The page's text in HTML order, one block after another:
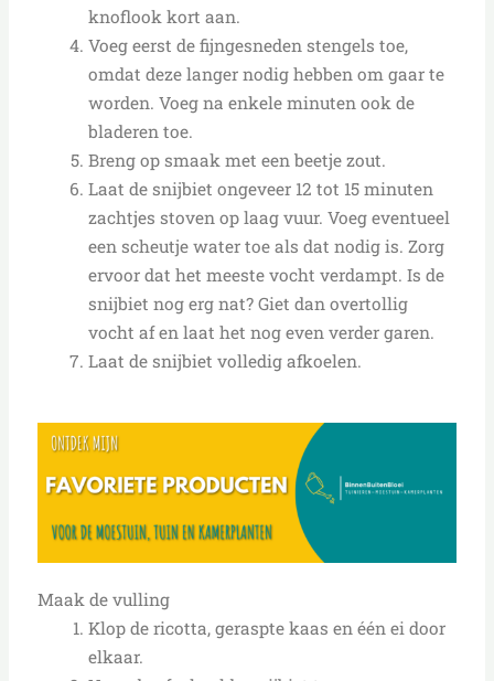
knoflook kort aan.
Voeg eerst de fijngesneden stengels toe,
omdat deze langer nodig hebben om gaar te
worden. Voeg na enkele minuten ook de
bladeren toe.
Breng op smaak met een beetje zout.
Laat de snijbiet ongeveer 12 tot 15 minuten
zachtjes stoven op laag vuur. Voeg eventueel
een scheutje water toe als dat nodig is. Zorg
ervoor dat het meeste vocht verdampt. Is de
snijbiet nog erg nat? Giet dan overtollig
vocht af en laat het nog even verder garen.
Laat de snijbiet volledig afkoelen.
Maak de vulling
Klop de ricotta, geraspte kaas en één ei door
elkaar.